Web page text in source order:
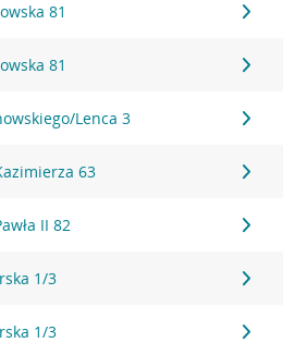
81
81
Lenca 3
63
II 82
1/3
1/3